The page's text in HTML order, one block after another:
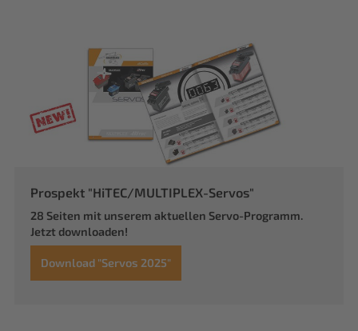
Prospekt "HiTEC/MULTIPLEX-Servos"
28 Seiten mit unserem aktuellen Servo-Programm.
Jetzt downloaden!
Download "Servos 2025"